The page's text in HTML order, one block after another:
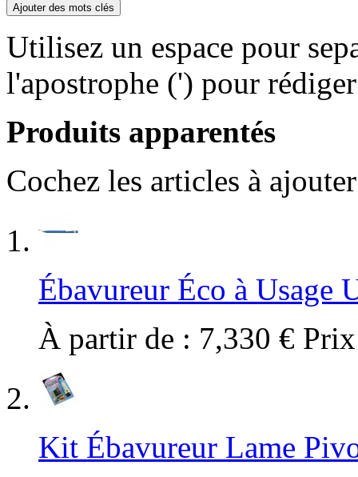
Ajouter des mots clés
Utilisez un espace pour
l'apostrophe (') pour
Produits apparentés
Cochez les articles à
Ébavureur Éco à Usage
À partir de : 7,330 €
Kit Ébavureur Lame